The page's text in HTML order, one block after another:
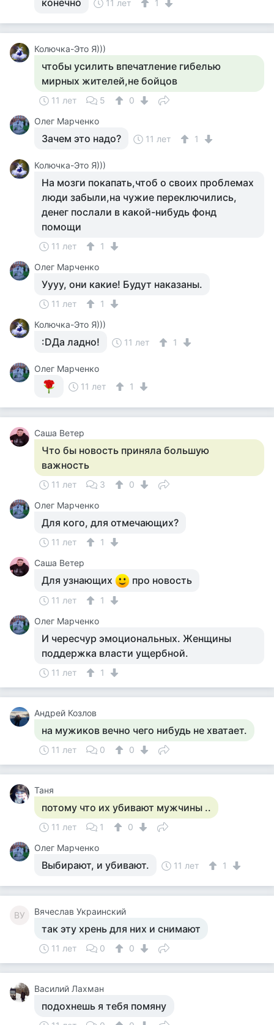
конечно 11 лет 1
Колючка-Это Я)))
чтобы усилить впечатление гибелью
мирных жителей,не бойцов
11 лет 5
0
Олег Марченко
Зачем это надо? 11 лет 1
Колючка-Это Я)))
На мозги покапать,чтоб о своих проблемах
люди забыли,на чужие переключились,
денег послали в какой-нибудь фонд
помощи
11 лет
1
Олег Марченко
Уууу, они какие! Будут наказаны.
11 лет
1
Колючка-Это Я)))
:DДа ладно! 11 лет 1
Олег Марченко
11 лет
1
Саша Ветер
Что бы новость приняла большую
важность
11 лет 3
0
Олег Марченко
Для кого, для отмечающих?
11 лет
1
Саша Ветер
Для узнающих про новость
11 лет
1
Олег Марченко
И чересчур эмоциональных. Женщины
поддержка власти ущербной.
11 лет 1
Андрей Козлов
на мужиков вечно чего нибудь не хватает.
11 лет 0 0
Таня
потому что их убивают мужчины ..
11 лет 1
0
Олег Марченко
Выбирают, и убивают. 11 лет 1
ВУ Вячеслав Украинский
так эту хрень для них и снимают
11 лет 0 0
Василий Лахман
подохнешь я тебя помяну